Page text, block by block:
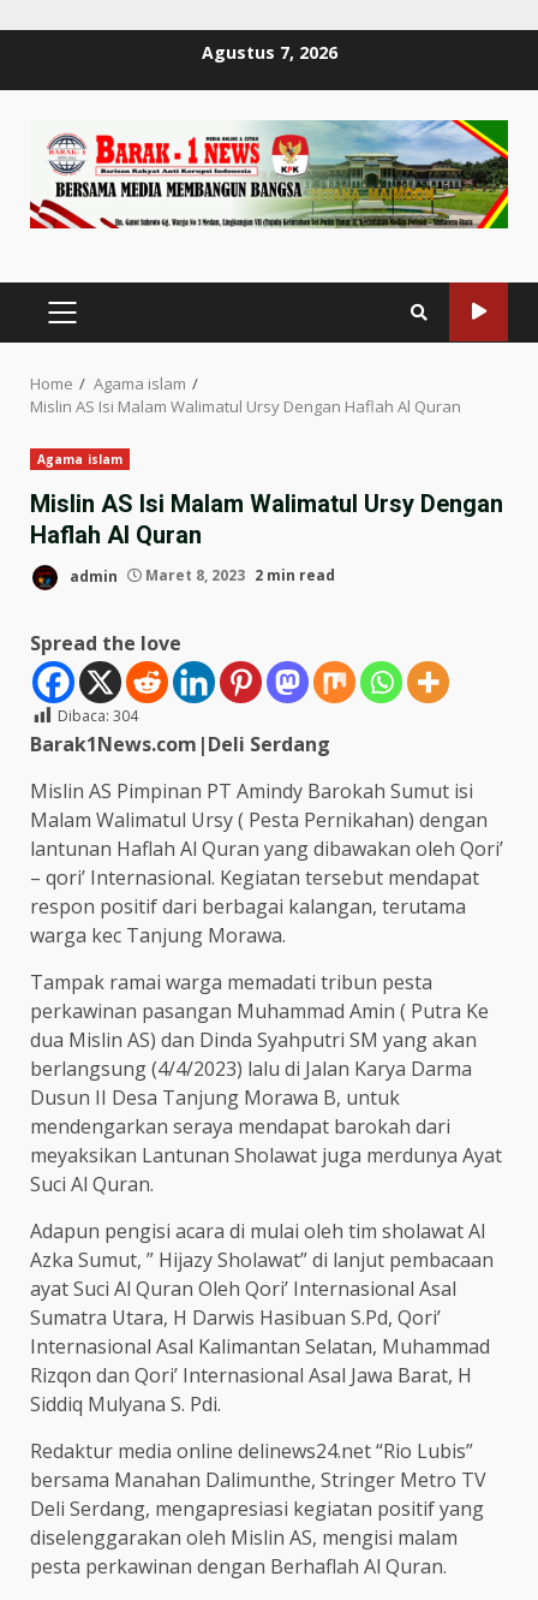
Agustus 7, 2026
PRIMARY
MENU
Home
Agama islam
Mislin AS Isi Malam Walimatul Ursy Dengan Haflah Al Quran
Agama islam
Mislin AS Isi Malam Walimatul Ursy Dengan
Haflah Al Quran
admin Maret 8, 2023 2 min read
Spread the love
Dibaca: 304
Barak1News.com|Deli Serdang
Mislin AS Pimpinan PT Amindy Barokah Sumut isi
Malam Walimatul Ursy ( Pesta Pernikahan) dengan
lantunan Haflah Al Quran yang dibawakan oleh Qori’
– qori’ Internasional. Kegiatan tersebut mendapat
respon positif dari berbagai kalangan, terutama
warga kec Tanjung Morawa.
Tampak ramai warga memadati tribun pesta
perkawinan pasangan Muhammad Amin ( Putra Ke
dua Mislin AS) dan Dinda Syahputri SM yang akan
berlangsung (4/4/2023) lalu di Jalan Karya Darma
Dusun II Desa Tanjung Morawa B, untuk
mendengarkan seraya mendapat barokah dari
meyaksikan Lantunan Sholawat juga merdunya Ayat
Suci Al Quran.
Adapun pengisi acara di mulai oleh tim sholawat Al
Azka Sumut, ” Hijazy Sholawat” di lanjut pembacaan
ayat Suci Al Quran Oleh Qori’ Internasional Asal
Sumatra Utara, H Darwis Hasibuan S.Pd, Qori’
Internasional Asal Kalimantan Selatan, Muhammad
Rizqon dan Qori’ Internasional Asal Jawa Barat, H
Siddiq Mulyana S. Pdi.
Redaktur media online delinews24.net “Rio Lubis”
bersama Manahan Dalimunthe, Stringer Metro TV
Deli Serdang, mengapresiasi kegiatan positif yang
diselenggarakan oleh Mislin AS, mengisi malam
pesta perkawinan dengan Berhaflah Al Quran.